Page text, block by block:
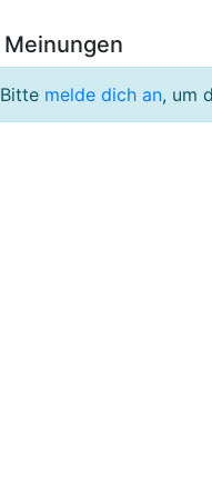
Meinungen
Bitte melde dich an, um